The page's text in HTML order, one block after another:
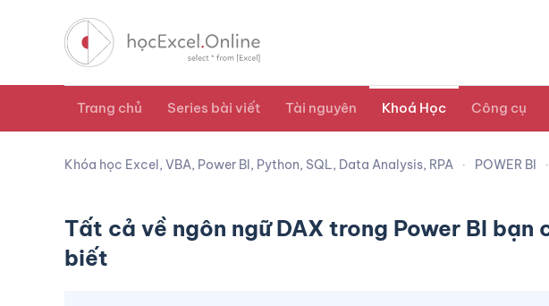
Trang chủ Series bài viết Tài nguyên Khoá Học Công cụ
Khóa học Excel, VBA, Power BI, Python, SQL, Data Analysis, RPA POWER BI
Tất cả về ngôn ngữ DAX trong Power BI bạn
biết